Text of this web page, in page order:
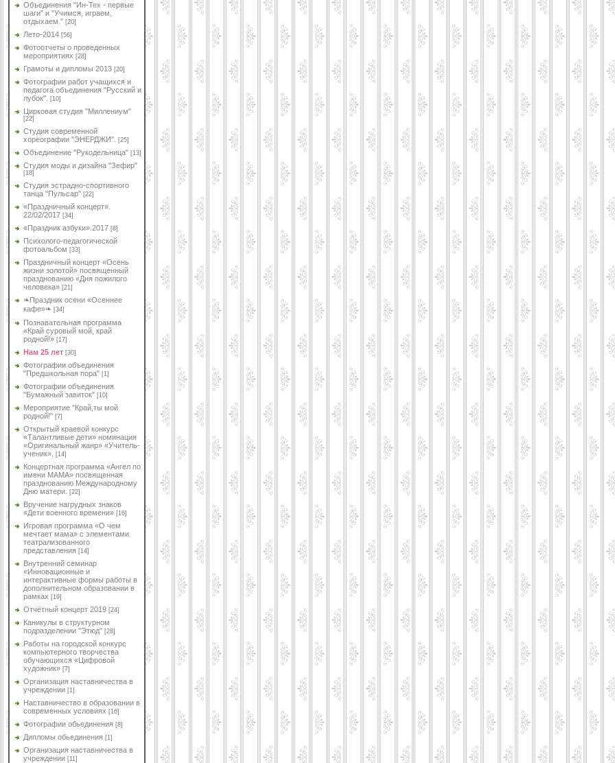
Объединения "Ин-Тех - первые
шаги" и "Учимся, играем,
отдыхаем." [20]
Лето-2014 [56]
Фотоотчеты о проведенных
мероприятиях [28]
Грамоты и дипломы 2013 [20]
Фотографии работ учащихся и
педагога объединения "Русский и
лубок".
[10]
Цирковая студия "Миллениум"
[22]
Студия современной
хореографии "ЭНЕРДЖИ".
[25]
Объединение "Рукодельница" [13]
Студия моды и дизайна "Зефир"
[18]
Студия эстрадно-спортивного
танца "Пульсар" [22]
«Праздничный концерт».
22/02/2017 [34]
«Праздник азбуки».2017 [8]
Психолого-педагогической
фотоальбом [33]
Праздничный концерт «Осень
жизни золотой» посвященный
празднованию «Дня пожилого
человека» [21]
❧Праздник осени «Осеннее
кафе»❧ [34]
Познавательная программа
«Край суровый мой, край
родной!» [17]
Нам 25 лет [30]
Фотографии объединения
"Предшкольная пора" [1]
Фотографии объединения
"Бумажный завиток" [10]
Мероприятие "Край,ты мой
родной!" [7]
Открытый краевой конкурс
«Талантливые дети» номинация
«Оригинальный жанр» «Учитель-
ученик».
[14]
Концертная программа «Ангел по
имени МАМА» посвященная
празднованию Международному
Дню матери.
[22]
Вручение нагрудных знаков
«Дети военного времени» [16]
Игровая программа «О чем
мечтает мама» с элементами
театрализованного
представления [14]
Внутренний семинар
«Инновационные и
интерактивные формы работы в
дополнительном образовании в
рамках [19]
Отчётный концерт 2019 [24]
Каникулы в структурном
подразделении "Этюд" [28]
Работы на городской конкурс
компьютерного творчества
обучающихся «Цифровой
художник» [7]
Организация наставничества в
учреждении [1]
Наставничество в образовании в
современных условиях [16]
Фотографии обьединения [8]
Дипломы обьединения [1]
Организация наставничества в
учреждении [11]